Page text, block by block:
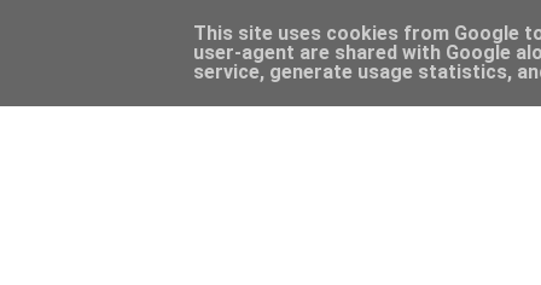
This site uses cookies from Google
user-agent are shared with Google
service, generate usage statistics,